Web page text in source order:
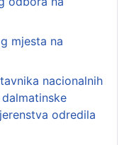
mjesta na
nacionalnih
odredila